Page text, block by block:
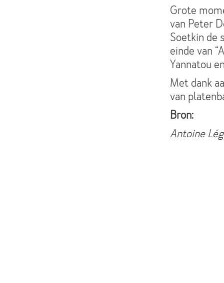
Grote
van Peter
Soetkin de
einde van
Yannatou
Met dank
van
Bron:
Antoine